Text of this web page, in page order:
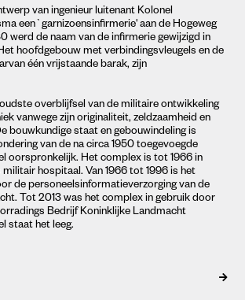
van ingenieur luitenant Kolonel
een`garnizoensinfirmerie' aan de Hogeweg
werd de naam van de infirmerie gewijzigd in
hoofdgebouw met verbindingsvleugels en de
één vrijstaande barak, zijn
overblijfsel van de militaire ontwikkeling
vanwege zijn originaliteit, zeldzaamheid en
bouwkundige staat en gebouwindeling is
van de na circa 1950 toegevoegde
oorspronkelijk. Het complex is tot 1966 in
hospitaal. Van 1966 tot 1996 is het
de personeelsinformatieverzorging van de
Tot 2013 was het complex in gebruik door
Bedrijf Koninklijke Landmacht
staat het leeg.